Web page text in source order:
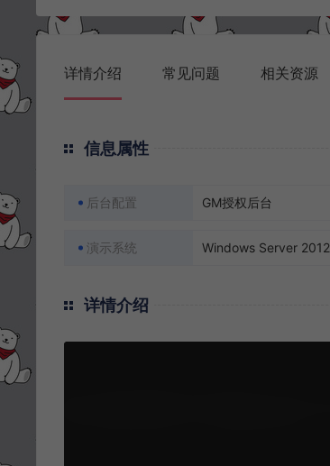
详情介绍 常见问题 相关资源
信息属性
后台配置 GM授权后台
演示系统 Windows Server 2012
详情介绍